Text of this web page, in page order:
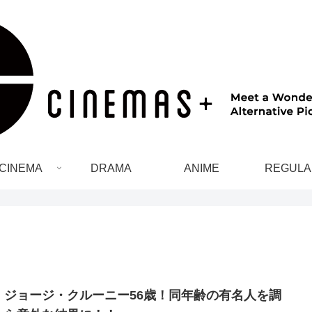
DRAMA ANIME
ジョージ・クルーニー56歳！同年齢の有名人を調